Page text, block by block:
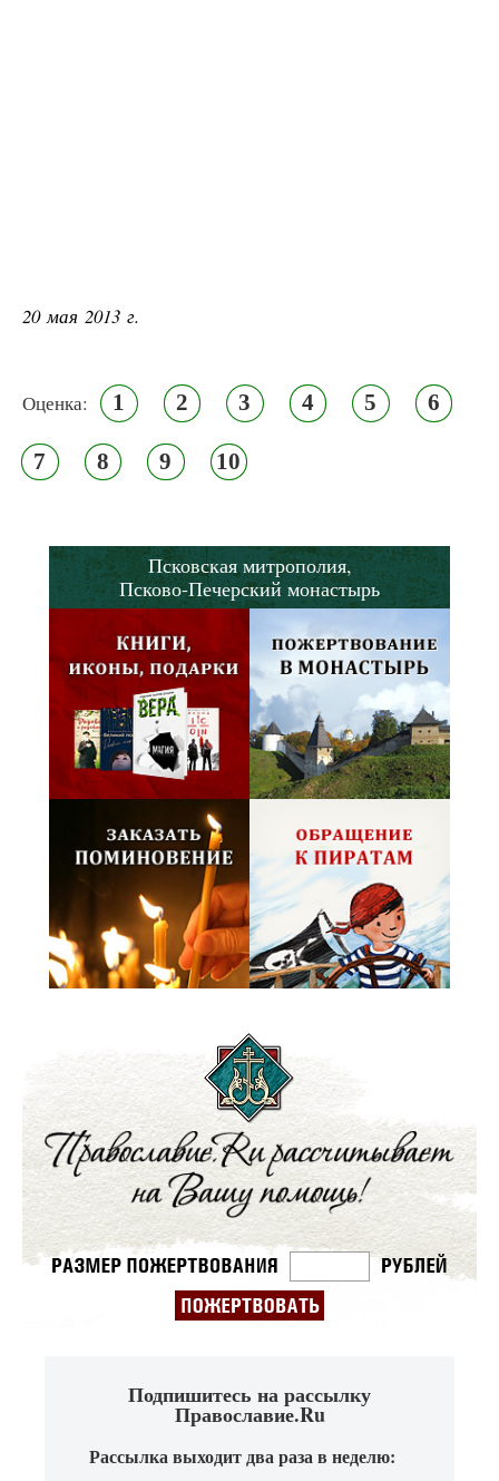
20 мая 2013 г.
Оценка: 1 2 3 4 5 6
7 8 9 10
Псковская митрополия,
Псково-Печерский монастырь
Подпишитесь на рассылку
Православие.Ru
Рассылка выходит два раза в неделю: